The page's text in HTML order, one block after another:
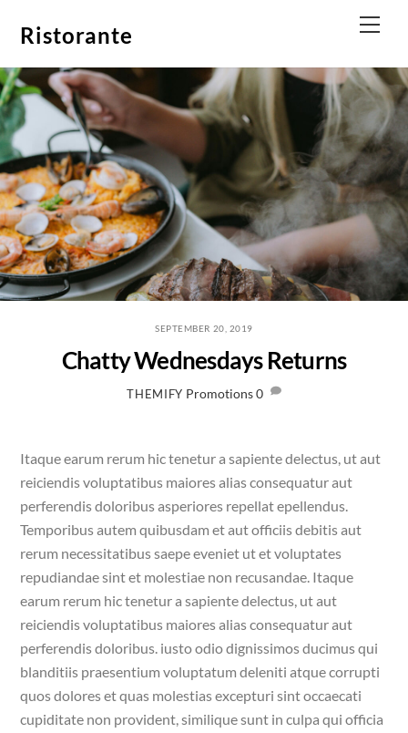
Ristorante
SEPTEMBER 20, 2019
Chatty Wednesdays Returns
THEMIFY Promotions0
Itaque earum rerum hic tenetur a sapiente delectus, ut aut
reiciendis voluptatibus maiores alias consequatur aut
perferendis doloribus asperiores repellat epellendus.
Temporibus autem quibusdam et aut officiis debitis aut
rerum necessitatibus saepe eveniet ut et voluptates
repudiandae sint et molestiae non recusandae. Itaque
earum rerum hic tenetur a sapiente delectus, ut aut
reiciendis voluptatibus maiores alias consequatur aut
perferendis doloribus. iusto odio dignissimos ducimus qui
blanditiis praesentium voluptatum deleniti atque corrupti
quos dolores et quas molestias excepturi sint occaecati
cupiditate non provident, similique sunt in culpa qui officia